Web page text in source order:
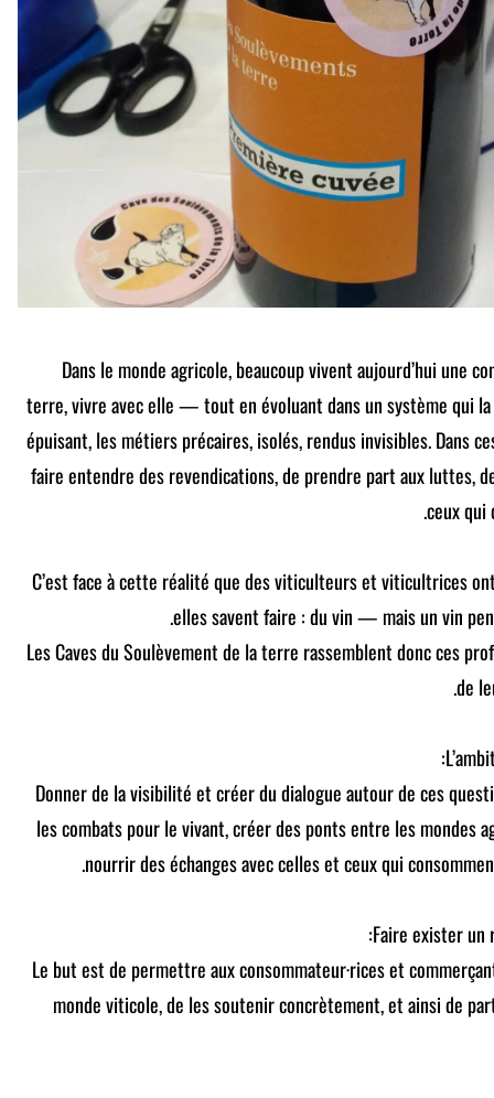
Dans le monde agricole, beaucoup vivent aujourd’hui une
terre, vivre avec elle — tout en évoluant dans un système qui
épuisant, les métiers précaires, isolés, rendus invisibles. Dans
faire entendre des revendications, de prendre part aux luttes,
ceux qui
C’est face à cette réalité que des viticulteurs et viticultrices
elles savent faire : du vin — mais un vin
Les Caves du Soulèvement de la terre rassemblent donc ces
de
– Donner de la visibilité et créer du dialogue autour de ces
les combats pour le vivant, créer des ponts entre les mondes
nourrir des échanges avec celles et ceux qui
Le but est de permettre aux consommateur·rices et
monde viticole, de les soutenir concrètement, et ainsi de